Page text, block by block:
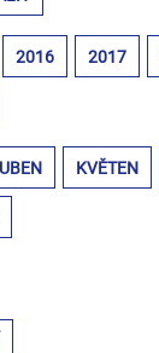
2016 2017
KVĚTEN